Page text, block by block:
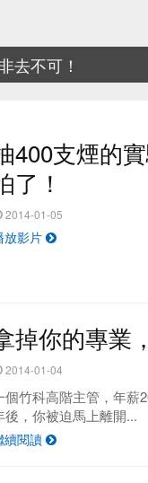
個旅遊景點
來是這！？
400支煙的
了！
2014-01-05
放影片
掉你的專業
2014-01-04
個竹科高階主管，年薪
後，你被迫馬上離開...
續閱讀